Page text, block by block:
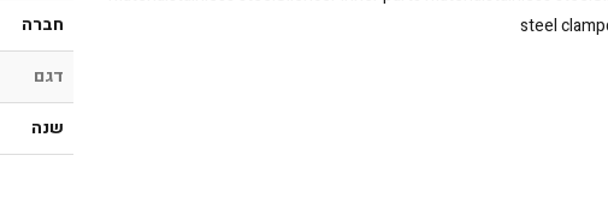
steel
חברה
דגם
שנה